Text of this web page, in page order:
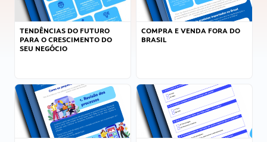
TENDÊNCIAS DO FUTURO
PARA O CRESCIMENTO DO
SEU NEGÓCIO
COMPRA E VENDA FORA DO
BRASIL